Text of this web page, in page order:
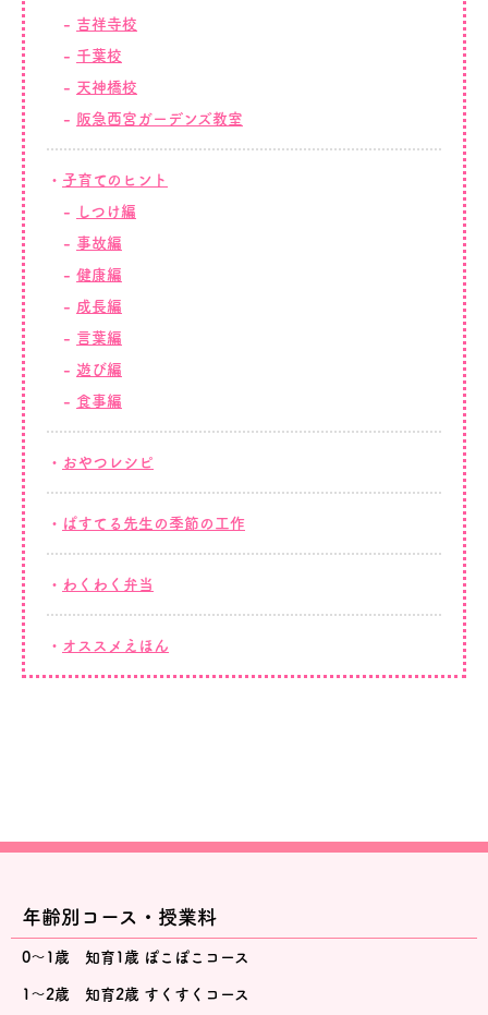
吉祥寺校
千葉校
天神橋校
阪急西宮ガーデンズ教室
子育てのヒント
しつけ編
事故編
健康編
成長編
言葉編
遊び編
食事編
おやつレシピ
ぱすてる先生の季節の工作
わくわく弁当
オススメえほん
年齢別コース・授業料
0～1歳 知育1歳 ぽこぽこコース
1～2歳 知育2歳 すくすくコース